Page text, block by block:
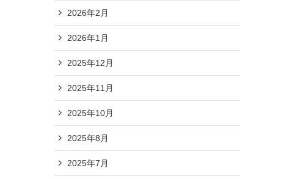
2026年2月
2026年1月
2025年12月
2025年11月
2025年10月
2025年8月
2025年7月